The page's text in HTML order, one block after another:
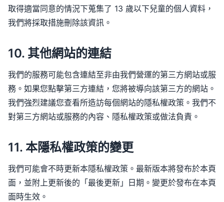
取得適當同意的情況下蒐集了 13 歲以下兒童的個人資料，
我們將採取措施刪除該資訊。
10. 其他網站的連結
我們的服務可能包含連結至非由我們營運的第三方網站或服
務。如果您點擊第三方連結，您將被導向該第三方的網站。
我們強烈建議您查看所造訪每個網站的隱私權政策。我們不
對第三方網站或服務的內容、隱私權政策或做法負責。
11. 本隱私權政策的變更
我們可能會不時更新本隱私權政策。最新版本將發布於本頁
面，並附上更新後的「最後更新」日期。變更於發布在本頁
面時生效。